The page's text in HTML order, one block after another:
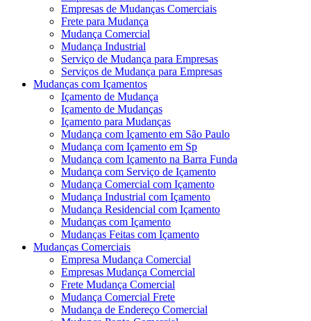
Empresas de Mudanças Comerciais
Frete para Mudança
Mudança Comercial
Mudança Industrial
Serviço de Mudança para Empresas
Serviços de Mudança para Empresas
Mudanças com Içamentos
Içamento de Mudança
Içamento de Mudanças
Içamento para Mudanças
Mudança com Içamento em São Paulo
Mudança com Içamento em Sp
Mudança com Içamento na Barra Funda
Mudança com Serviço de Içamento
Mudança Comercial com Içamento
Mudança Industrial com Içamento
Mudança Residencial com Içamento
Mudanças com Içamento
Mudanças Feitas com Içamento
Mudanças Comerciais
Empresa Mudança Comercial
Empresas Mudança Comercial
Frete Mudança Comercial
Mudança Comercial Frete
Mudança de Endereço Comercial